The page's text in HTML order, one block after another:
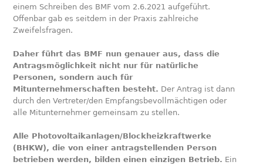
einem Schreiben des BMF vom 2.6.2021 aufgeführt.
Offenbar gab es seitdem in der Praxis zahlreiche
Zweifelsfragen.
Daher führt das BMF nun genauer aus, dass die
Antragsmöglichkeit nicht nur für natürliche
Personen, sondern auch für
Mitunternehmerschaften besteht. Der Antrag ist dann
durch den Vertreter/den Empfangsbevollmächtigen oder
alle Mitunternehmer gemeinsam zu stellen.
Alle Photovoltaikanlagen/Blockheizkraftwerke
(BHKW), die von einer antragstellenden Person
betrieben werden, bilden einen einzigen Betrieb. Ein